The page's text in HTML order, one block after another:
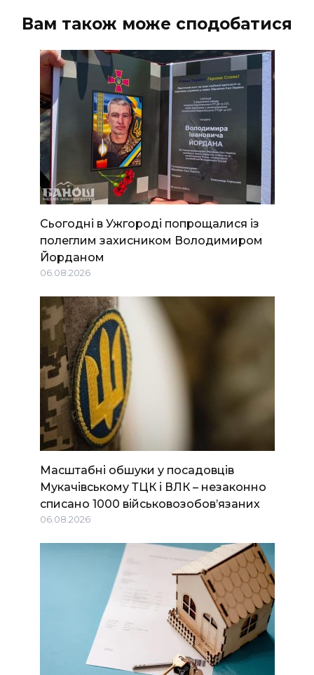
Вам також може сподобатися
Сьогодні в Ужгороді попрощалися із
полеглим захисником Володимиром
Йорданом
06.08.2026
Масштабні обшуки у посадовців
Мукачівському ТЦК і ВЛК – незаконно
списано 1000 військовозобов’язаних
06.08.2026